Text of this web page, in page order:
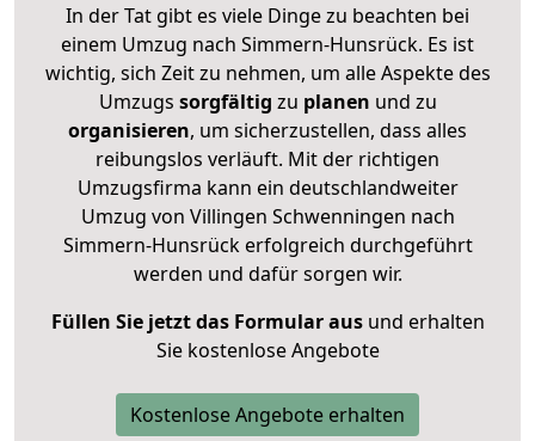
In der Tat gibt es viele Dinge zu beachten bei
einem Umzug nach Simmern-Hunsrück. Es ist
wichtig, sich Zeit zu nehmen, um alle Aspekte des
Umzugs sorgfältig zu planen und zu
organisieren, um sicherzustellen, dass alles
reibungslos verläuft. Mit der richtigen
Umzugsfirma kann ein deutschlandweiter
Umzug von Villingen Schwenningen nach
Simmern-Hunsrück erfolgreich durchgeführt
werden und dafür sorgen wir.
Füllen Sie jetzt das Formular ausund erhalten
Sie kostenlose Angebote
Kostenlose Angebote erhalten